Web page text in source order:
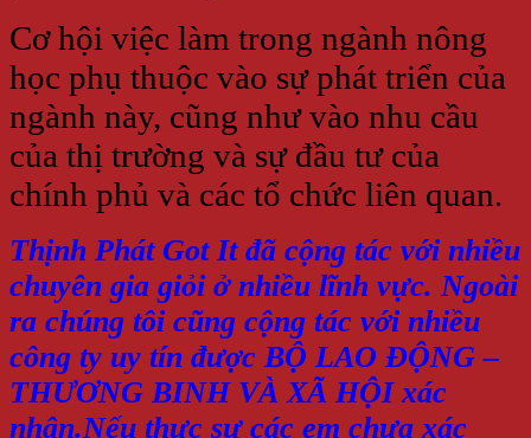
Cơ hội việc làm trong ngành nông
học phụ thuộc vào sự phát triển của
ngành này, cũng như vào nhu cầu
của thị trường và sự đầu tư của
chính phủ và các tổ chức liên quan.
Thịnh Phát Got It đã cộng tác với nhiều
chuyên gia giỏi ở nhiều lĩnh vực. Ngoài
ra chúng tôi cũng cộng tác với nhiều
công ty uy tín được BỘ LAO ĐỘNG –
THƯƠNG BINH VÀ XÃ HỘI xác
nhận.Nếu thực sự các em chưa xác